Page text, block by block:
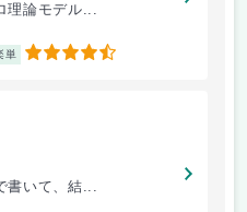
理論モデル...
単 4.5
書いて、結...